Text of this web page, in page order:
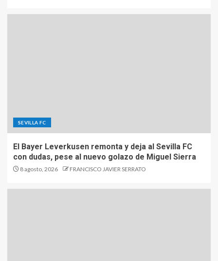
SEVILLA FC
El Bayer Leverkusen remonta y deja al Sevilla FC
con dudas, pese al nuevo golazo de Miguel Sierra
8 agosto, 2026 FRANCISCO JAVIER SERRATO